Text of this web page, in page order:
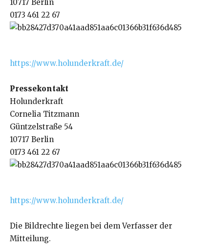
10717 Berlin
0173 461 22 67
https://www.holunderkraft.de/
Pressekontakt
Holunderkraft
Cornelia Titzmann
Güntzelstraße 54
10717 Berlin
0173 461 22 67
https://www.holunderkraft.de/
Die Bildrechte liegen bei dem Verfasser der
Mitteilung.